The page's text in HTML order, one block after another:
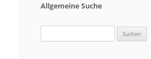
Allgemeine Suche
nach: